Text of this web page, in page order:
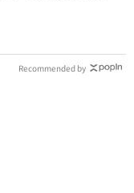
Recommended by